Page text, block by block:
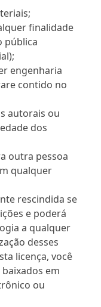
finalidade
pública
engenharia
contido no
autorais ou
dos
outra pessoa
qualquer
rescindida se
e poderá
a qualquer
desses
licença, você
em
ou